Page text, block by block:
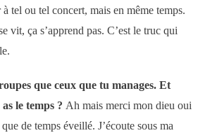
tel ou tel concert, mais en même temps.
vit, ça s’apprend pas. C’est le truc qui
que ceux que tu manages. Et
le temps ? Ah mais merci mon dieu oui
de temps éveillé. J’écoute sous ma